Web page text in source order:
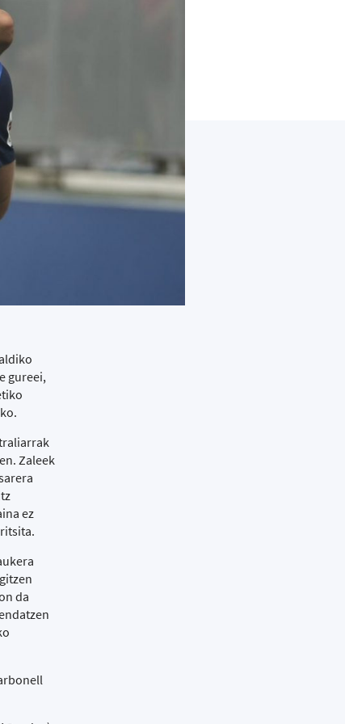
gureei,
Zaleek
ez
da